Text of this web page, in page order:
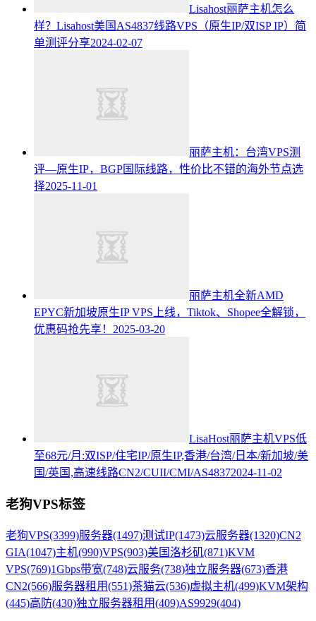
Lisahost丽萨主机怎么
样？Lisahost美国AS4837线路VPS（原生IP/双ISP IP）简
单测评分享2024-02-07
丽萨主机：台湾VPS测
评—原生IP，BGP国际线路，性价比不错的海外节点选
择2025-11-01
丽萨主机全新AMD
EPYC新加坡原生IP VPS上线，Tiktok、Shopee全解锁，
优惠码抢先享！ 2025-03-20
LisaHost丽萨主机VPS低
至68元/月:双ISP/住宅IP/原生IP,香港/台湾/日本/新加坡/美
国/英国,高速线路CN2/CUII/CMI/AS48372024-11-02
老狗VPS标签
老狗VPS(3399)服务器(1497)测试IP(1473)云服务器(1320)CN2
GIA(1047)主机(990)VPS(903)美国洛杉矶(871)KVM
VPS(769)1Gbps带宽(748)云服务(738)独立服务器(673)香港
CN2(566)服务器租用(551)茶猫云(536)虚拟主机(499)KVM架构
(445)高防(430)独立服务器租用(409)AS9929(404)